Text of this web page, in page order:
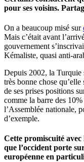
pour ses voisins.
On a beaucoup misé sur
Mais c’était avant
gouvernement
Kémaliste, quasi anti-
Depuis 2002, la Turquie
très bonne chose
de ses prises positions
comme la barre des
l’Assemblée nationale,
d’exemple.
Cette promiscuité avec
que l’occident porte
européenne en